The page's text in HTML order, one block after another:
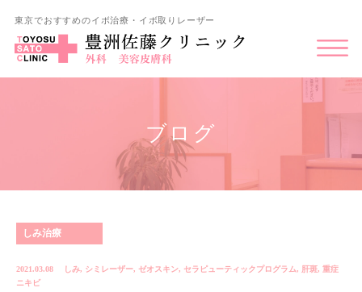
東京でおすすめのイボ治療・イボ取りレーザー
ブログ
しみ治療
2021.03.08 しみ, シミレーザー, ゼオスキン, セラピューティックプログラム, 肝斑, 重症
ニキビ